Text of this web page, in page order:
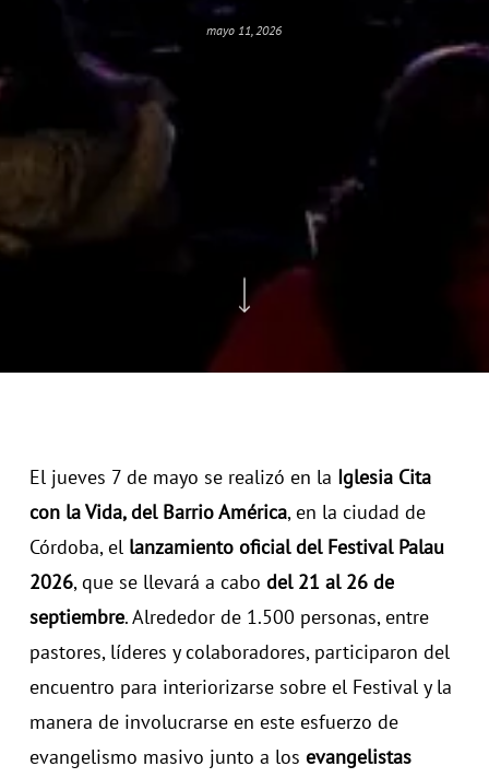
mayo 11, 2026
El jueves 7 de mayo se realizó en la Iglesia Cita
con la Vida, del Barrio América, en la ciudad de
Córdoba, el lanzamiento oficial del Festival Palau
2026, que se llevará a cabo del 21 al 26 de
septiembre. Alrededor de 1.500 personas, entre
pastores, líderes y colaboradores, participaron del
encuentro para interiorizarse sobre el Festival y la
manera de involucrarse en este esfuerzo de
evangelismo masivo junto a los evangelistas